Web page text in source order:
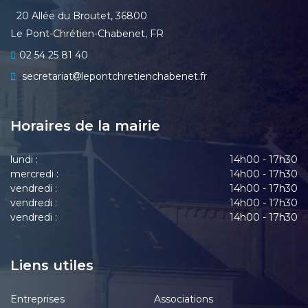
20 Allée du Broutet, 36800
Le Pont-Chrétien-Chabenet, FR
02 54 25 81 40
secretariat
lepontchretienchabenet.fr
Horaires de la mairie
lundi :
14h00 - 17h30
mercredi :
14h00 - 17h30
vendredi :
14h00 - 17h30
vendredi :
14h00 - 17h30
vendredi :
14h00 - 17h30
Liens utiles
Entreprises Associations